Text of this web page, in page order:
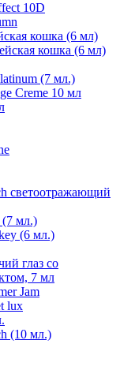
10D
кошка (6 мл)
кошка (6 мл)
(7 мл.)
Creme 10 мл
светоотражающий
(7 мл.)
(6 мл.)
глаз со
7 мл
Jam
lux
(10 мл.)